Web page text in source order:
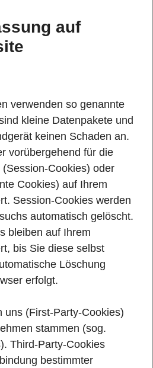
auf
verwenden so genannte
kleine Datenpakete und
keinen Schaden an.
vorübergehend für die
Cookies) oder
Cookies) auf Ihrem
Session-Cookies werden
automatisch gelöscht.
bleiben auf Ihrem
bis Sie diese selbst
Löschung
erfolgt.
uns (First-Party-Cookies)
stammen (sog.
Third-Party-Cookies
bestimmter